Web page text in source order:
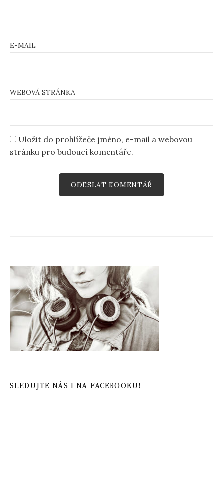
E-MAIL
WEBOVÁ STRÁNKA
Uložit do prohlížeče jméno, e-mail a webovou
stránku pro budoucí komentáře.
SLEDUJTE NÁS I NA FACEBOOKU!